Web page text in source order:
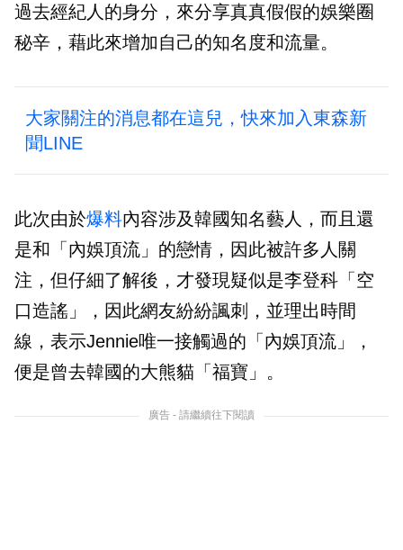
過去經紀人的身分，來分享真真假假的娛樂圈
秘辛，藉此來增加自己的知名度和流量。
大家關注的消息都在這兒，快來加入東森新
聞LINE
此次由於爆料內容涉及韓國知名藝人，而且還
是和「內娛頂流」的戀情，因此被許多人關
注，但仔細了解後，才發現疑似是李登科「空
口造謠」，因此網友紛紛諷刺，並理出時間
線，表示Jennie唯一接觸過的「內娛頂流」，
便是曾去韓國的大熊貓「福寶」。
廣告 - 請繼續往下閱讀